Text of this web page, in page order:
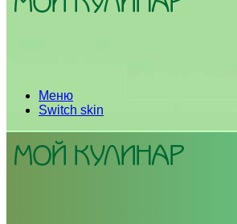
Меню
Switch skin